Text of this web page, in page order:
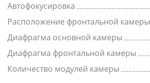
Автофокусировка
Расположение фронтальной камеры
Диафрагма основной камеры
Диафрагма фронтальной камеры
Количество модулей камеры